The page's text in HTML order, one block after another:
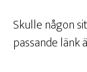
Skulle någon
passande länk